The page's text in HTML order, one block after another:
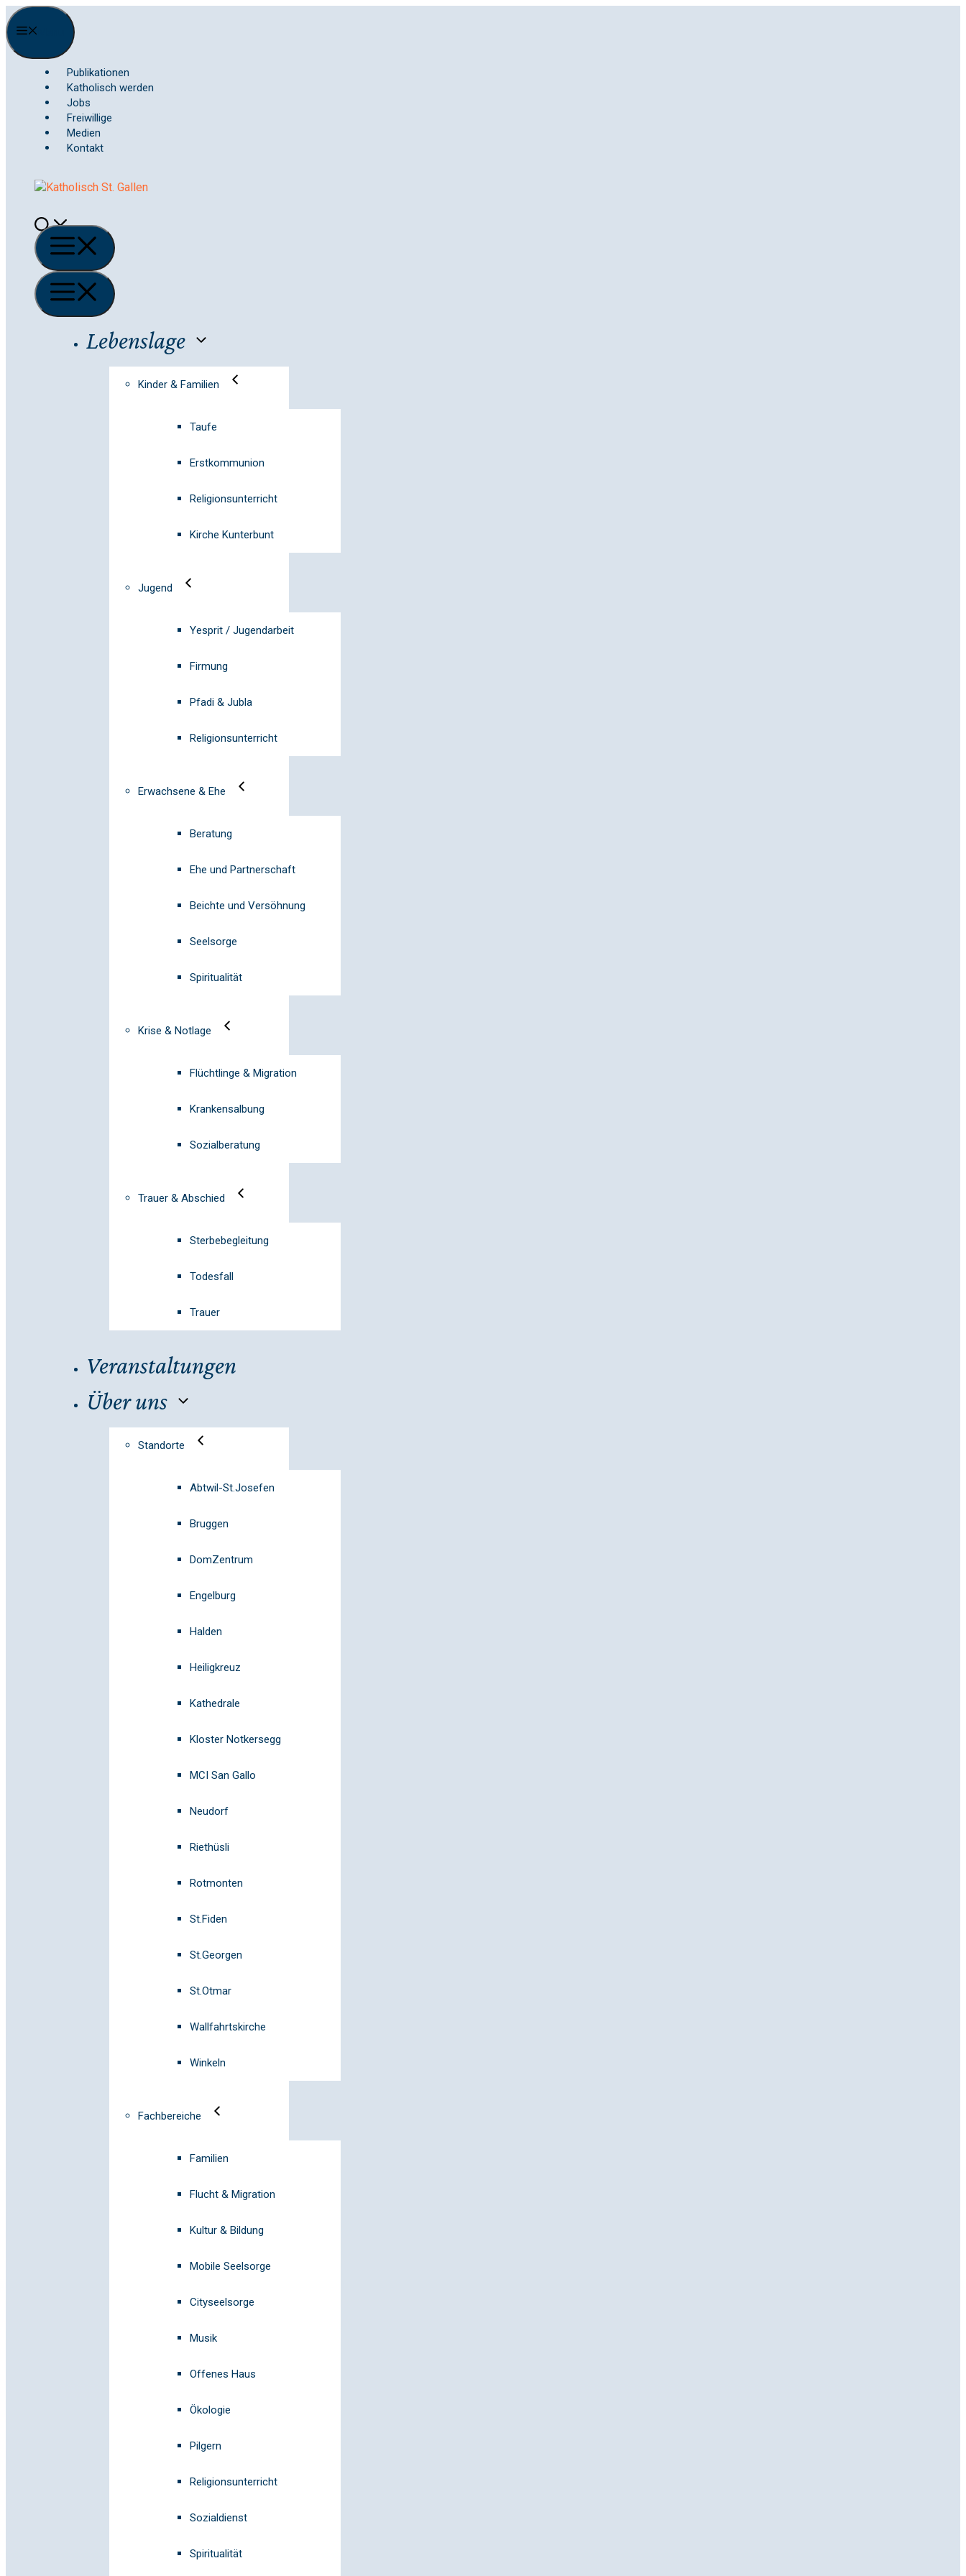
Springe
zum
Inhalt
Publikationen
Katholisch werden
Jobs
Freiwillige
Medien
Kontakt
Menü
Menü
Lebenslage
Kinder & Familien
Taufe
Erstkommunion
Religionsunterricht
Kirche Kunterbunt
Jugend
Yesprit / Jugendarbeit
Firmung
Pfadi & Jubla
Religionsunterricht
Erwachsene & Ehe
Beratung
Ehe und Partnerschaft
Beichte und Versöhnung
Seelsorge
Spiritualität
Krise & Notlage
Flüchtlinge & Migration
Krankensalbung
Sozialberatung
Trauer & Abschied
Sterbebegleitung
Todesfall
Trauer
Veranstaltungen
Über uns
Standorte
Abtwil-St.Josefen
Bruggen
DomZentrum
Engelburg
Halden
Heiligkreuz
Kathedrale
Kloster Notkersegg
MCI San Gallo
Neudorf
Riethüsli
Rotmonten
St.Fiden
St.Georgen
St.Otmar
Wallfahrtskirche
Winkeln
Fachbereiche
Familien
Flucht & Migration
Kultur & Bildung
Mobile Seelsorge
Cityseelsorge
Musik
Offenes Haus
Ökologie
Pilgern
Religionsunterricht
Sozialdienst
Spiritualität